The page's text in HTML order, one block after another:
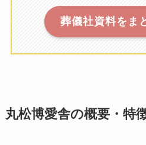
葬儀社資料をま
丸松博愛舎の概要・特